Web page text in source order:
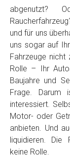
Telefon *
Email
PLZ und
Foto Nr. 1
Foto Nr. 2
abgenutzt?
und für uns
uns sogar auf
Fahrzeuge nicht
Rolle – Ihr
Baujahre und
Frage. Darum
interessiert.
Motor- oder
anbieten. Und
liquidieren. Die
keine Rolle.